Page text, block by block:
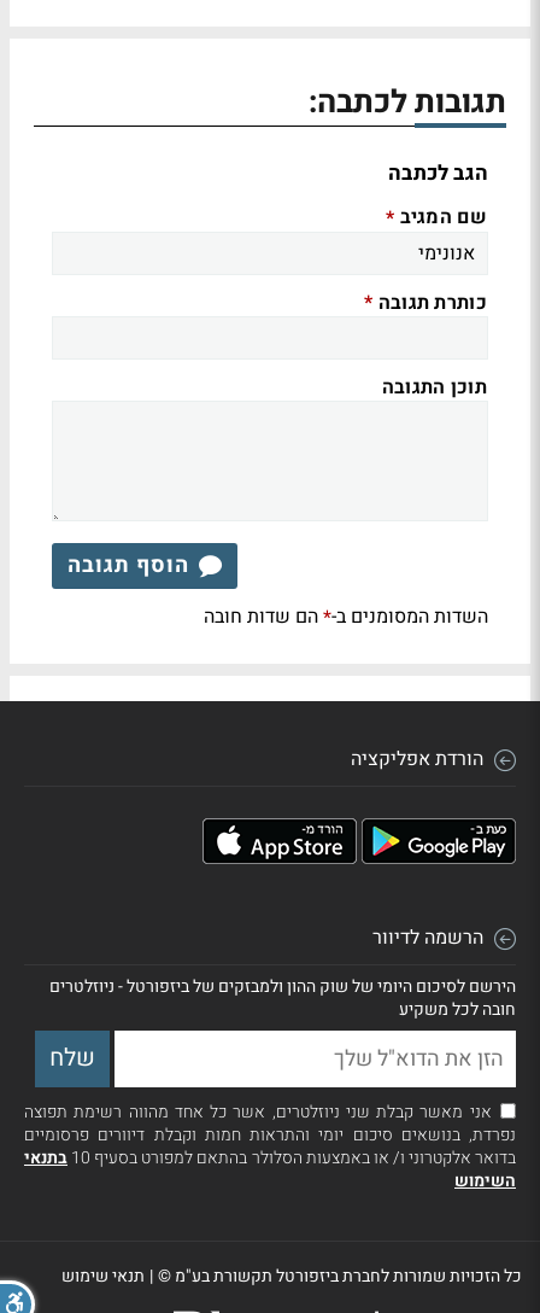
תגובות לכתבה:
הגב לכתבה
שם המגיב *
כותרת תגובה *
תוכן התגובה
הוסף תגובה
השדות המסומנים ב-*הם שדות חובה
הורדת אפליקציה
הרשמה לדיוור
הירשם לסיכום היומי של שוק ההון ולמבזקים של ביזפורטל - ניוזלטרים
חובה לכל משקיע
אני מאשר קבלת שני ניוזלטרים, אשר כל אחד מהווה רשימת תפוצה
נפרדת, בנושאים סיכום יומי והתראות חמות וקבלת דיוורים פרסומיים
בדואר אלקטרוני ו/ או באמצעות הסלולר בהתאם למפורט בסעיף 10
בתנאי
השימוש
כל הזכויות שמורות לחברת ביזפורטל תקשורת בע"מ ©| תנאי שימוש